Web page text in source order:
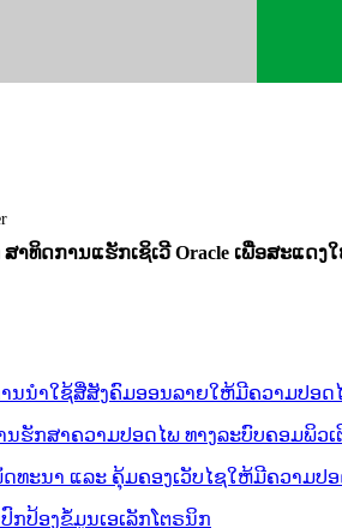
າທິດການແຮັກເຊິເວີ Oracle ເພື່ອສະແດງ
ນນໍາໃຊ້ສື່ສັງຄົມອອນລາຍໃຫ້ມີຄວາມປອດ
ຮັກສາຄວາມປອດໄພ ທາງລະບົບຄອມພິວເ
ທະນາ ແລະ ຄຸ້ມຄອງເວັບໄຊໃຫ້ມີຄວາມປ
ປ້ອງຂໍ້ມູນເອເລັກໂຕຣນິກ